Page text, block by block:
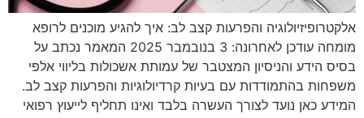
אלקטרופיזיולוגיה והפרעות קצב לב: איך להגיע מוכנים לרופא
מומחה עודכן לאחרונה: 3 בנובמבר 2025 המאמר נכתב על
בסיס הידע והניסיון המצטבר של עמותת אשכולות בליווי אלפי
משפחות בהתמודדות עם בעיות קרדיולוגיות והפרעות קצב לב.
המידע כאן נועד לצורך העשרה בלבד ואינו תחליף לייעוץ רפואי